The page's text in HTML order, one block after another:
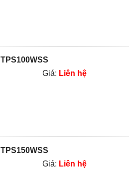
TPS100WSS
Giá: Liên hệ
TPS150WSS
Giá: Liên hệ